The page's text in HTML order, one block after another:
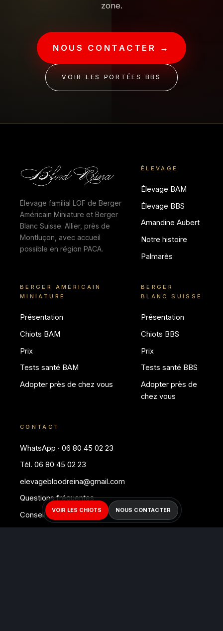
zone.
NOUS CONTACTER →
VOIR LES PORTÉES BBS
Élevage familial LOF de Berger
Américain Miniature et Berger
Blanc Suisse. Allier, près de
Montluçon, avec accueil
possible en région PACA.
ÉLEVAGE
Élevage BAM
Élevage BBS
Amandine Aubert
Notre histoire
Palmarès
BERGER AMÉRICAIN
MINIATURE
Présentation
Chiots BAM
Prix
Tests santé BAM
Adopter près de chez vous
BERGER
BLANC SUISSE
Présentation
Chiots BBS
Prix
Tests santé BBS
Adopter près de
chez vous
CONTACT
WhatsApp · 06 80 45 02 23
Tél. 06 80 45 02 23
elevagebloodreina@gmail.com
Questions fréquentes
Conseils & articles
VOIR LES CHIOTS NOUS CONTACTER